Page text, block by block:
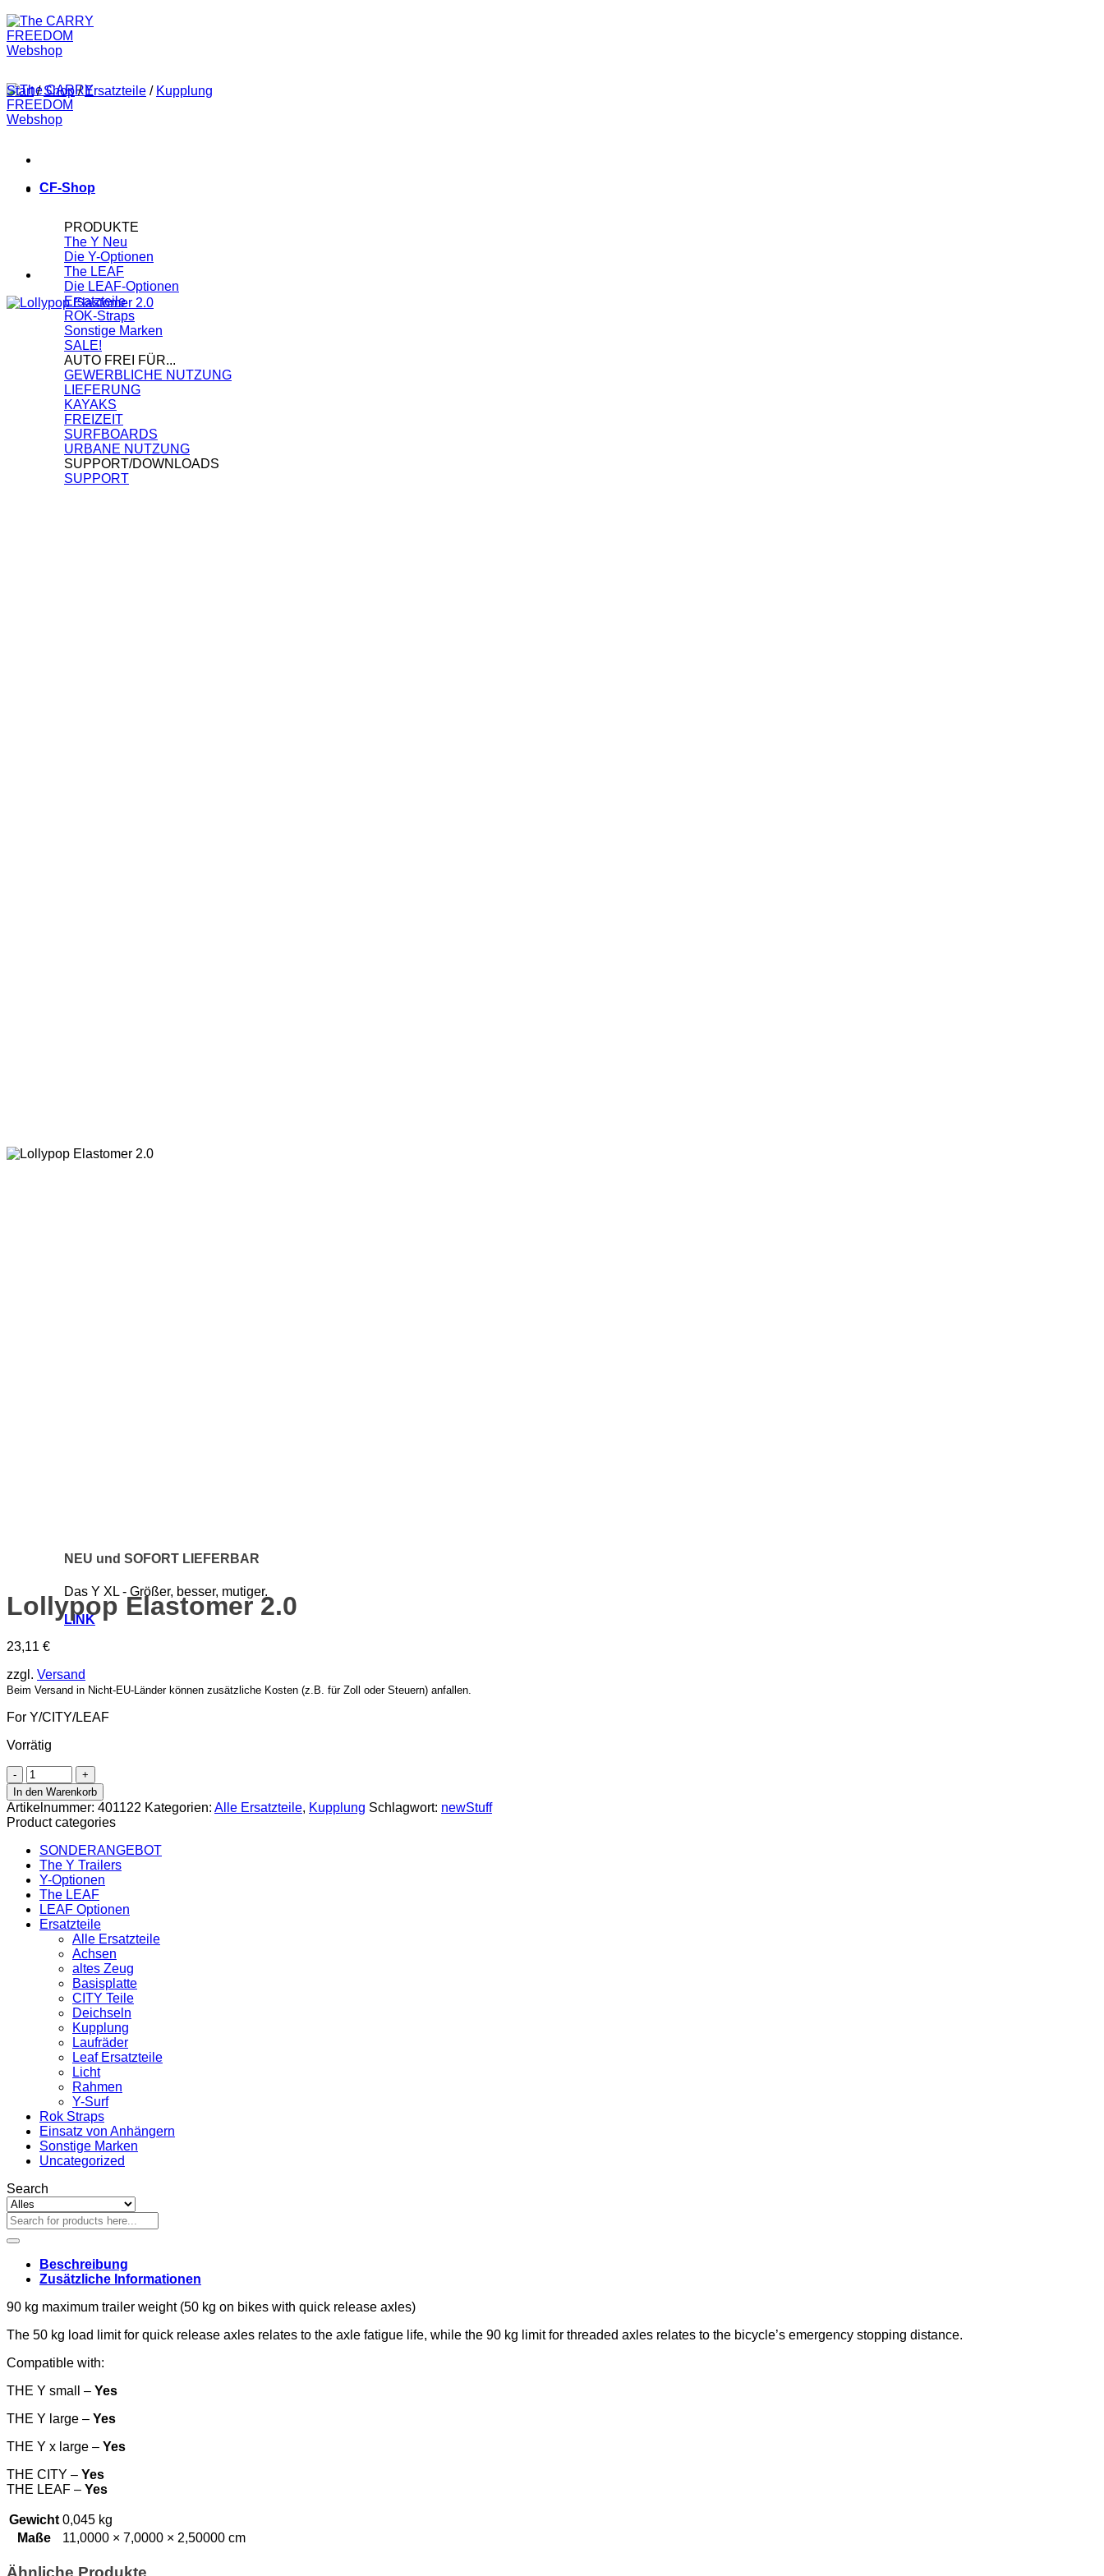
CF-Shop
PRODUKTE
The Y
Die Y-Optionen
The LEAF
Die LEAF-Optionen
Ersatzteile
ROK-Straps
Sonstige Marken
SALE!
AUTO FREI FÜR...
GEWERBLICHE NUTZUNG
LIEFERUNG
KAYAKS
FREIZEIT
SURFBOARDS
URBANE NUTZUNG
SUPPORT/DOWNLOADS
SUPPORT
NEU und SOFORT LIEFERBAR
Das Y XL - Größer, besser, mutiger.
LINK
Start / Shop / Ersatzteile / Kupplung
Lollypop Elastomer 2.0
23,11 €
zzgl. Versand
Beim Versand in Nicht-EU-Länder können zusätzliche Kosten (z.B. für Zoll oder Steuern) anfallen.
For Y/CITY/LEAF
Vorrätig
Lollypop
Elastomer
2.0
Menge
In den Warenkorb
Artikelnummer: 401122 Kategorien: Alle Ersatzteile, Kupplung Schlagwort: newStuff
Product categories
SONDERANGEBOT
The Y Trailers
Y-Optionen
The LEAF
LEAF Optionen
Ersatzteile
Alle Ersatzteile
Achsen
altes Zeug
Basisplatte
CITY Teile
Deichseln
Kupplung
Laufräder
Leaf Ersatzteile
Licht
Rahmen
Y-Surf
Rok Straps
Einsatz von Anhängern
Sonstige Marken
Uncategorized
Search
Suchen
nach:
Beschreibung
Zusätzliche Informationen
90 kg maximum trailer weight (50 kg on bikes with quick release axles)
The 50 kg load limit for quick release axles relates to the axle fatigue life, while the 90 kg limit for threaded axles relates to the bicycle’s emergency stopping distance.
Compatible with:
THE Y small – Yes
THE Y large – Yes
THE Y x large – Yes
THE CITY – Yes
THE LEAF – Yes
Gewicht 0,045 kg
Maße
11,0000 × 7,0000 × 2,50000 cm
Ähnliche Produkte